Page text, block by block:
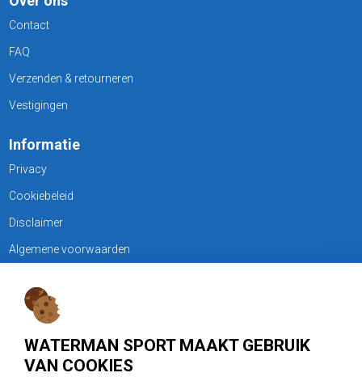
WATERMAN SPORT MAAKT GEBRUIK
VAN COOKIES
Contact
FAQ
Verzenden & retourneren
Vestigingen
Informatie
Privacy
Cookiebeleid
Disclaimer
Algemene voorwaarden
KLANTENSERVICE
Treubweg 15-17, 1112 BA Diemen
020 - 6901044